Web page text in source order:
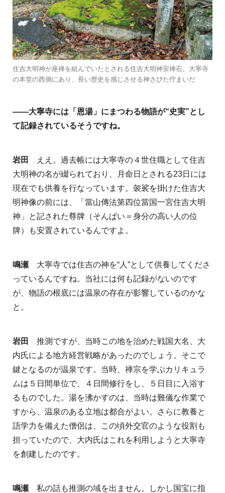
住吉大明神が座禅を組んでいたとされる住吉大明神安禅石。大寧寺
の本堂の西側にあり、長い歴史を感じさせる神さびた佇まいだ
——大寧寺には「恩湯」にまつわる物語が“史実”とし
て記録されているそうですね。
岩田
ええ。過去帳には大寧寺の４世住職として住吉
大明神の名が綴られており、月命日とされる23日には
現在でも供養を行なっています。袈裟を掛けた住吉大
明神像の前には、「當山傳法第四位當国一宮住吉大明
神」と記された尊牌（そんぱい＝身分の高い人の位
牌）も安置されているんですよ。
鳴瀬 大寧寺では住吉の神を“人”として供養してくださ
っているんですね。当社には何も記録がないのです
が、物語の根底には温泉の存在が影響しているのかな
と。
岩田 推測ですが、当時この地を治めた戦国大名、大
内氏による地方経営戦略があったのでしょう。そこで
鍵となるのが温泉です。当時、禅宗を学ぶカリキュラ
ムは５日間単位で、４日間修行をし、５日目に入浴す
るものでした。湯を沸かすのは、当時は難儀な作業で
すから、温泉のある立地は都合がよい。さらに教養と
語学力を備えた僧侶は、この頃外交官のような役割も
担っていたので、大内氏はこれを利用しようと大寧寺
を創建したのです。
鳴瀬 私の話も推測の域を出ません。しかし国宝に指